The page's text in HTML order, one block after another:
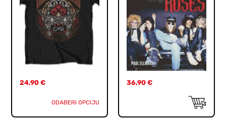
24,90€
ODABERI OPCIJU
36,90 €